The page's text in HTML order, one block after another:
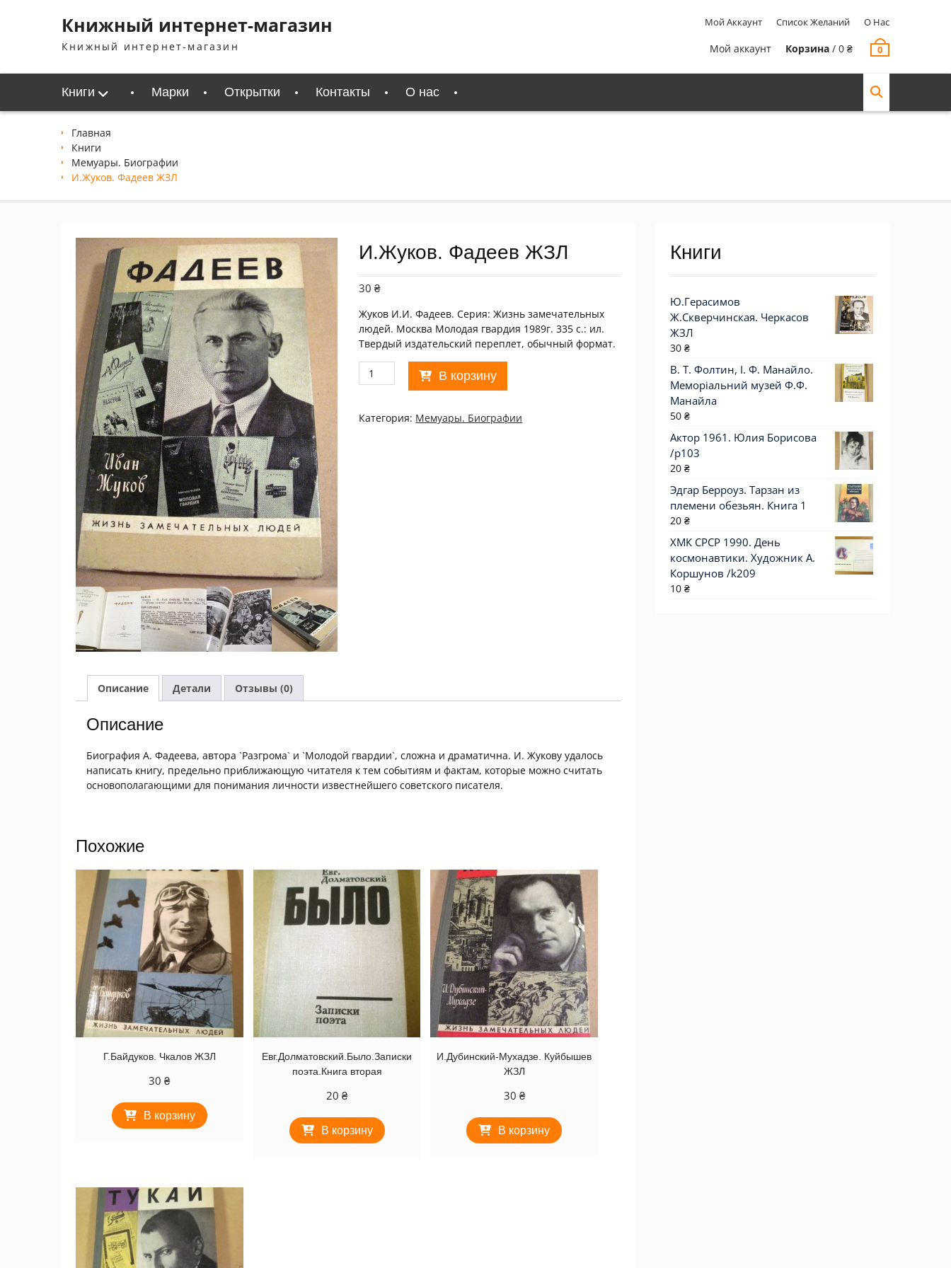
содержимомуКнижный интернет-магазин
Книжный интернет-магазин
Мой Аккаунт Список Желаний О Нас
Мой аккаунт Корзина / 0 ₴ 0
Книги Марки Открытки Контакты О нас
Главная
Книги
Мемуары. Биографии
И.Жуков. Фадеев ЖЗЛ
И.Жуков. Фадеев ЖЗЛ
30₴
Жуков И.И. Фадеев. Серия: Жизнь замечательных
людей. Москва Молодая гвардия 1989г. 335 с.: ил.
Твердый издательский переплет, обычный формат.
Количество
товара
Фадеев
В корзину
Категория: Мемуары. Биографии
Описание Детали Отзывы (0)
Описание
Биография А. Фадеева, автора `Разгрома` и `Молодой гвардии`, сложна и драматична. И. Жукову удалось
написать книгу, предельно приближающую читателя к тем событиям и фактам, которые можно считать
основополагающими для понимания личности известнейшего советского писателя.
Похожие
Г.Байдуков. Чкалов ЖЗЛ
30₴
В корзину
Евг.Долматовский.Было.Записки
поэта.Книга вторая
20 ₴
В корзину
И.Дубинский-Мухадзе. Куйбышев
ЖЗЛ
30 ₴
В корзину
Книги
Ю.Герасимов
Ж.Скверчинская. Черкасов
ЖЗЛ
30 ₴
В. Т. Фолтин, І. Ф. Манайло.
Меморіальний музей Ф.Ф.
Манайла
50 ₴
Актор 1961. Юлия Борисова
/p103
20 ₴
Эдгар Берроуз. Тарзан из
племени обезьян. Книга 1
20 ₴
ХМК СРСР 1990. День
космонавтики. Художник А.
Коршунов /k209
10 ₴